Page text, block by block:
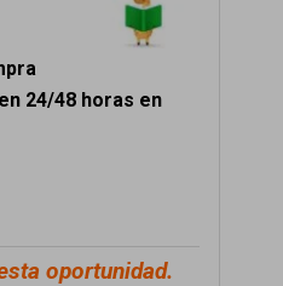
24/48 horas en
oportunidad.